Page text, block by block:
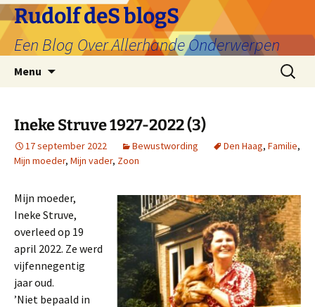
Ga
naar
de
inhoud
Rudolf deS blogS
Een Blog Over Allerhande Onderwerpen
Menu
Zoeken
naar:
Ineke Struve 1927-2022 (3)
17 september 2022 Bewustwording Den Haag, Familie,
Mijn moeder, Mijn vader, Zoon
Mijn moeder,
Ineke Struve,
overleed op 19
april 2022. Ze werd
vijfennegentig
jaar oud.
’Niet bepaald in